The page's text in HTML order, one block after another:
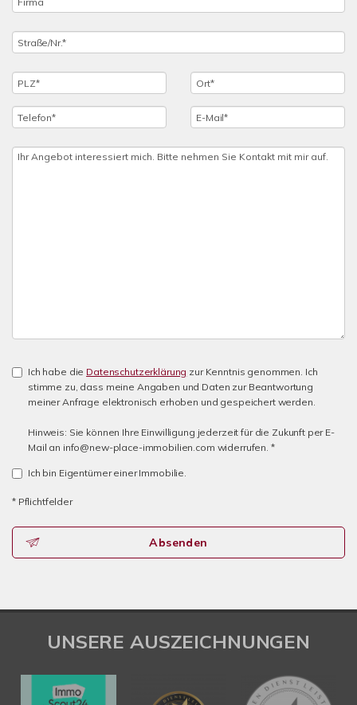
Ich habe die Datenschutzerklärung zur Kenntnis genommen. Ich
stimme zu, dass meine Angaben und Daten zur Beantwortung
meiner Anfrage elektronisch erhoben und gespeichert werden.
Hinweis: Sie können Ihre Einwilligung jederzeit für die Zukunft per E-
Mail an info@new-place-immobilien.com widerrufen. *
Ich bin Eigentümer einer Immobilie.
* Pflichtfelder
Absenden
UNSERE AUSZEICHNUNGEN